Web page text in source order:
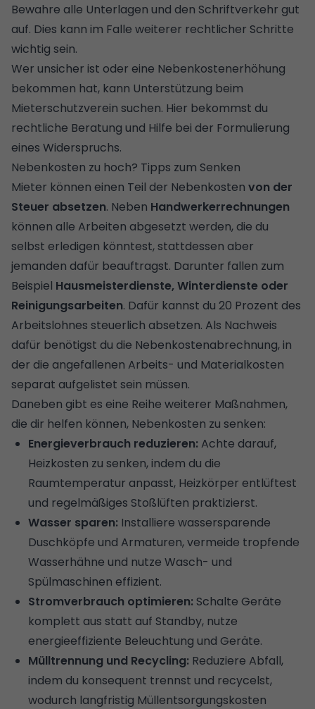
Bewahre alle Unterlagen und den Schriftverkehr gut
auf. Dies kann im Falle weiterer rechtlicher Schritte
wichtig sein.
Wer unsicher ist oder eine Nebenkostenerhöhung
bekommen hat, kann Unterstützung beim
Mieterschutzverein suchen. Hier bekommst du
rechtliche Beratung und Hilfe bei der Formulierung
eines Widerspruchs.
Nebenkosten zu hoch? Tipps zum Senken
Mieter können einen Teil der Nebenkosten von der
Steuer absetzen. Neben Handwerkerrechnungen
können alle Arbeiten abgesetzt werden, die du
selbst erledigen könntest, stattdessen aber
jemanden dafür beauftragst. Darunter fallen zum
Beispiel Hausmeisterdienste, Winterdienste oder
Reinigungsarbeiten. Dafür kannst du 20 Prozent des
Arbeitslohnes steuerlich absetzen. Als Nachweis
dafür benötigst du die Nebenkostenabrechnung, in
der die angefallenen Arbeits- und Materialkosten
separat aufgelistet sein müssen.
Daneben gibt es eine Reihe weiterer Maßnahmen,
die dir helfen können, Nebenkosten zu senken:
Energieverbrauch reduzieren: Achte darauf,
Heizkosten zu senken, indem du die
Raumtemperatur anpasst, Heizkörper entlüftest
und regelmäßiges Stoßlüften praktizierst.
Wasser sparen: Installiere wassersparende
Duschköpfe und Armaturen, vermeide tropfende
Wasserhähne und nutze Wasch- und
Spülmaschinen effizient.
Stromverbrauch optimieren: Schalte Geräte
komplett aus statt auf Standby, nutze
energieeffiziente Beleuchtung und Geräte.
Mülltrennung und Recycling: Reduziere Abfall,
indem du konsequent trennst und recycelst,
wodurch langfristig Müllentsorgungskosten